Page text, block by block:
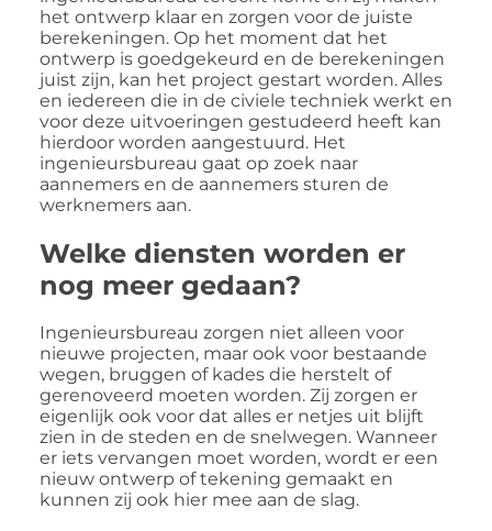
het ontwerp klaar en zorgen voor de juiste
berekeningen. Op het moment dat het
ontwerp is goedgekeurd en de berekeningen
juist zijn, kan het project gestart worden. Alles
en iedereen die in de civiele techniek werkt en
voor deze uitvoeringen gestudeerd heeft kan
hierdoor worden aangestuurd. Het
ingenieursbureau gaat op zoek naar
aannemers en de aannemers sturen de
werknemers aan.
Welke diensten worden er
nog meer gedaan?
Ingenieursbureau zorgen niet alleen voor
nieuwe projecten, maar ook voor bestaande
wegen, bruggen of kades die herstelt of
gerenoveerd moeten worden. Zij zorgen er
eigenlijk ook voor dat alles er netjes uit blijft
zien in de steden en de snelwegen. Wanneer
er iets vervangen moet worden, wordt er een
nieuw ontwerp of tekening gemaakt en
kunnen zij ook hier mee aan de slag.